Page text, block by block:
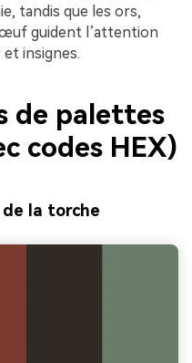
tandis que les ors,
guident l’attention
insignes.
de palettes
codes HEX)
de la torche